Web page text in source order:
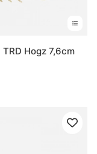
Hogz 7,6cm